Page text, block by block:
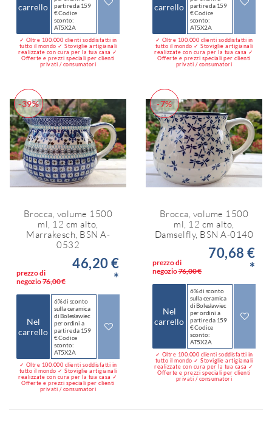
carrello
partire da 159
€ Codice
sconto:
AT5X2A
✓ Oltre 100.000 clienti soddisfatti in
tutto il mondo ✓ Stoviglie artigianali
realizzate con cura per la tua casa ✓
Offerte e prezzi speciali per clienti
privati / consumatori
carrello
partire da 159
€ Codice
sconto:
AT5X2A
✓ Oltre 100.000 clienti soddisfatti in
tutto il mondo ✓ Stoviglie artigianali
realizzate con cura per la tua casa ✓
Offerte e prezzi speciali per clienti
privati / consumatori
-39%
Brocca, volume 1500
ml, 12 cm alto,
Marrakesch, BSN A-
0532
prezzo di
negozio76,00 €
46,20 €
*
Nel
carrello
6% di sconto
sulla ceramica
di Bolesławiec
per ordini a
partire da 159
€ Codice
sconto:
AT5X2A
✓ Oltre 100.000 clienti soddisfatti in
tutto il mondo ✓ Stoviglie artigianali
realizzate con cura per la tua casa ✓
Offerte e prezzi speciali per clienti
privati / consumatori
-7%
Brocca, volume 1500
ml, 12 cm alto,
Damselfly, BSN A-0140
prezzo di
negozio76,00 €
70,68 €
*
Nel
carrello
6% di sconto
sulla ceramica
di Bolesławiec
per ordini a
partire da 159
€ Codice
sconto:
AT5X2A
✓ Oltre 100.000 clienti soddisfatti in
tutto il mondo ✓ Stoviglie artigianali
realizzate con cura per la tua casa ✓
Offerte e prezzi speciali per clienti
privati / consumatori